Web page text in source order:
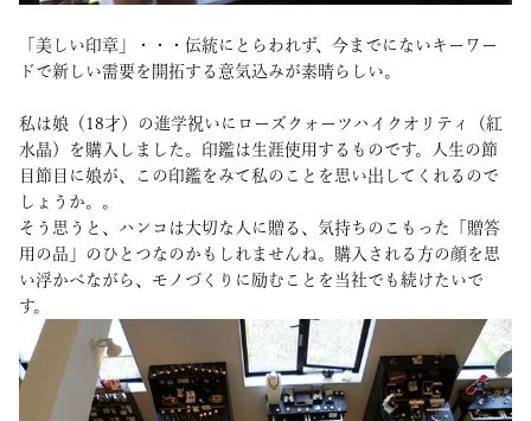
「美しい印章」・・・伝統にとらわれず、今までにないキーワー
ドで新しい需要を開拓する意気込みが素晴らしい。
私は娘（18才）の進学祝いにローズクォーツハイクオリティ（紅
水晶）を購入しました。印鑑は生涯使用するものです。人生の節
目節目に娘が、この印鑑をみて私のことを思い出してくれるので
しょうか。。
そう思うと、ハンコは大切な人に贈る、気持ちのこもった「贈答
用の品」のひとつなのかもしれませんね。購入される方の顔を思
い浮かべながら、モノづくりに励むことを当社でも続けたいで
す。